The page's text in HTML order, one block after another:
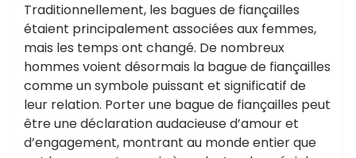
Traditionnellement, les bagues de fiançailles
étaient principalement associées aux femmes,
mais les temps ont changé. De nombreux
hommes voient désormais la bague de fiançailles
comme un symbole puissant et significatif de
leur relation. Porter une bague de fiançailles peut
être une déclaration audacieuse d’amour et
d’engagement, montrant au monde entier que